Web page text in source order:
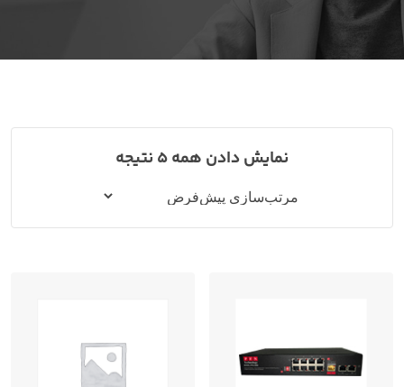
نمایش دادن همه 5 نتیجه